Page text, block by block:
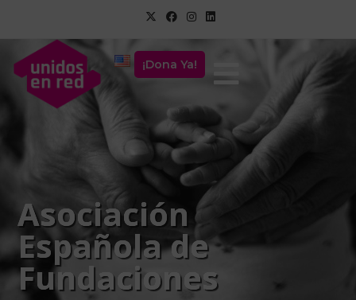
¡Dona Ya!
Asociación
Española de
Fundaciones